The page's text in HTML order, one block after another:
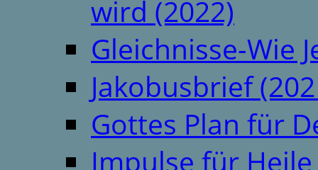
wird (2022)
Gleichnisse-Wie
Jakobusbrief
Gottes Plan für
Impulse für